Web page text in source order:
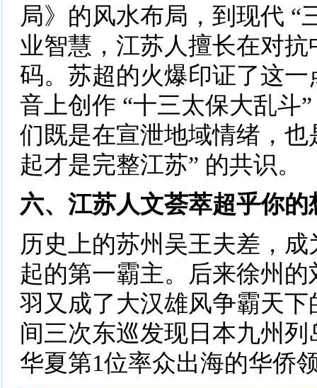
局》的风水布局，到现代 “
业智慧，江苏人擅长在对抗
码。苏超的火爆印证了这
音上创作 “十三太保大乱斗
们既是在宣泄地域情绪，也
起才是完整江苏” 的共识。
六、江苏人文荟萃超乎你的
历史上的苏州吴王夫差，
起的第一霸主。后来徐州
羽又成了大汉雄风争霸天
间三次东巡发现日本九州
华夏第1位率众出海的华侨